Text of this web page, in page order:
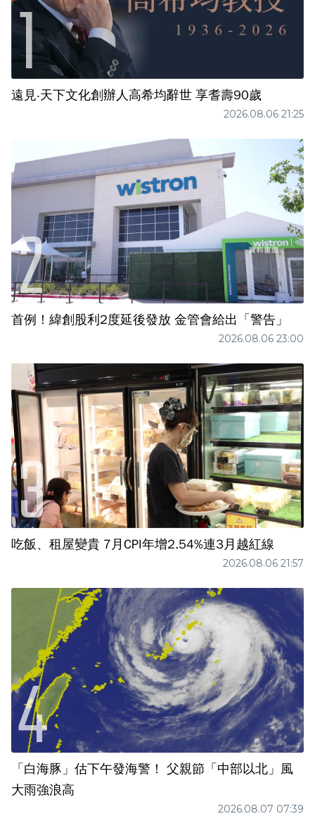
遠見‧天下文化創辦人高希均辭世 享耆壽90歲
2026.08.06 21:25
首例！緯創股利2度延後發放 金管會給出「警告」
2026.08.06 23:00
吃飯、租屋變貴 7月CPI年增2.54%連3月越紅線
2026.08.06 21:57
「白海豚」估下午發海警！ 父親節「中部以北」風
大雨強浪高
2026.08.07 07:39